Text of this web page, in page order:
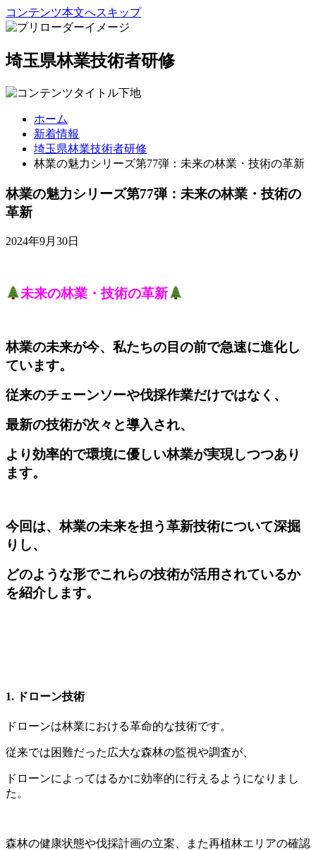
コンテンツ本文へスキップ
埼玉県林業技術者研修
ホーム
新着情報
埼玉県林業技術者研修
林業の魅力シリーズ第77弾：未来の林業・技術の革新
林業の魅力シリーズ第77弾：未来の林業・技術の
革新
2024年9月30日
未来の林業・技術の革新
林業の未来が今、私たちの目の前で急速に進化し
ています。
従来のチェーンソーや伐採作業だけではなく、
最新の技術が次々と導入され、
より効率的で環境に優しい林業が実現しつつあり
ます。
今回は、林業の未来を担う革新技術について深掘
りし、
どのような形でこれらの技術が活用されているか
を紹介します。
1. ドローン技術
ドローンは林業における革命的な技術です。
従来では困難だった広大な森林の監視や調査が、
ドローンによってはるかに効率的に行えるようになりまし
た。
森林の健康状態や伐採計画の立案、また再植林エリアの確認